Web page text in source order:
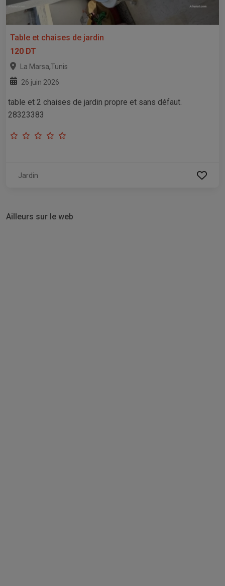
Table et chaises de jardin
120 DT
La Marsa,Tunis
26 juin 2026
table et 2 chaises de jardin propre et sans défaut.
28323383
Jardin
Ailleurs sur le web